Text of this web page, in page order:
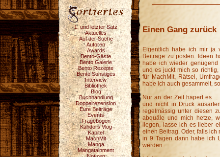
1. und letzter Satz
Aktuelles
Auf der Suche
Autoren
Awards
Bento-Gäste
Bento Galerie
Bento Rezepte
Bento Sonstiges
Interview
Bibliothek
Blog
Buchhandlung
Doppelrezension
Eure Beiträge
Events
Fragebogen
Kahdors Vlog
Kapitel
MachMit
Manga
Mangatainment
Einen Gang zurück
Eigentlich habe ich mir ja
Beiträge zu posten. Ideen
habe ich wieder
und es juckt mich so
für MachMit, Rätsel,
habe ich auch gesammelt,
Nur an der Zeit hapert es
und nicht in Druck
regelmässig unter diesen
abquäle und mich hetze,
liegen, lasse ich es lieber
einen Beitrag. Oder, falls
in 9 Tagen dann habe ich
werden ...